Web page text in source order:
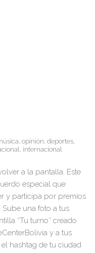
opinión, deportes,
internacional